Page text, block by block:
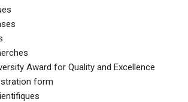
Award for Quality and Excellence
form